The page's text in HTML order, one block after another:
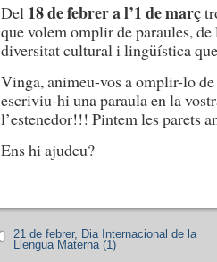
Del 18 de febrer a l’1 de març
que volem omplir de paraules,
diversitat cultural i lingüística
Vinga, animeu-vos a omplir-lo
escriviu-hi una paraula en la
l’estenedor!!! Pintem les parets
Ens hi ajudeu?
21 de febrer, Dia Internacional de la
Llengua Materna (1)